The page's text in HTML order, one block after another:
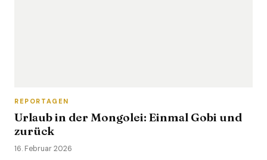
REPORTAGEN
Urlaub in der Mongolei: Einmal Gobi und
zurück
16. Februar 2026